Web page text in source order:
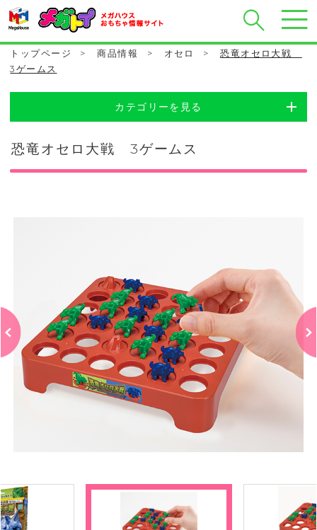
トップページ > 商品情報 > オセロ >
恐竜オセロ大戦
3ゲームス
カテゴリーを見る
恐竜オセロ大戦 3ゲームス